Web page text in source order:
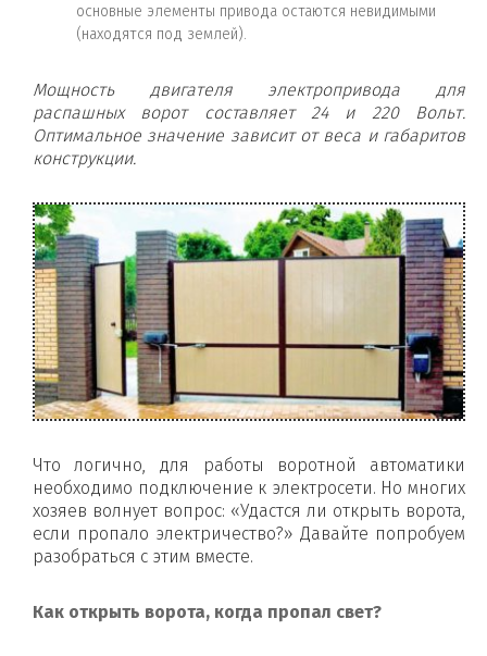
основные элементы привода остаются невидимыми
(находятся под землей).
Мощность двигателя электропривода для
распашных ворот составляет 24 и 220 Вольт.
Оптимальное значение зависит от веса и габаритов
конструкции.
Что логично, для работы воротной автоматики
необходимо подключение к электросети. Но многих
хозяев волнует вопрос: «Удастся ли открыть ворота,
если пропало электричество?» Давайте попробуем
разобраться с этим вместе.
Как открыть ворота, когда пропал свет?